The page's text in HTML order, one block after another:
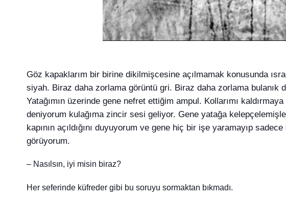
Göz kapaklarım bir birine dikilmişcesine açılmamak konusunda
siyah. Biraz daha zorlama görüntü gri. Biraz daha zorlama bulanık
Yatağımın üzerinde gene nefret ettiğim ampul. Kollarımı
deniyorum kulağıma zincir sesi geliyor. Gene yatağa
kapının açıldığını duyuyorum ve gene hiç bir işe yaramayıp
görüyorum.
– Nasılsın, iyi misin biraz?
Her seferinde küfreder gibi bu soruyu sormaktan bıkmadı.